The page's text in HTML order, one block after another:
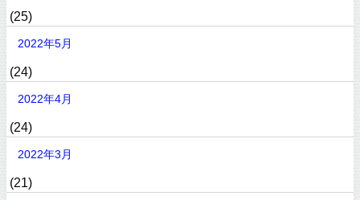
(25)
2022年5月
(24)
2022年4月
(24)
2022年3月
(21)